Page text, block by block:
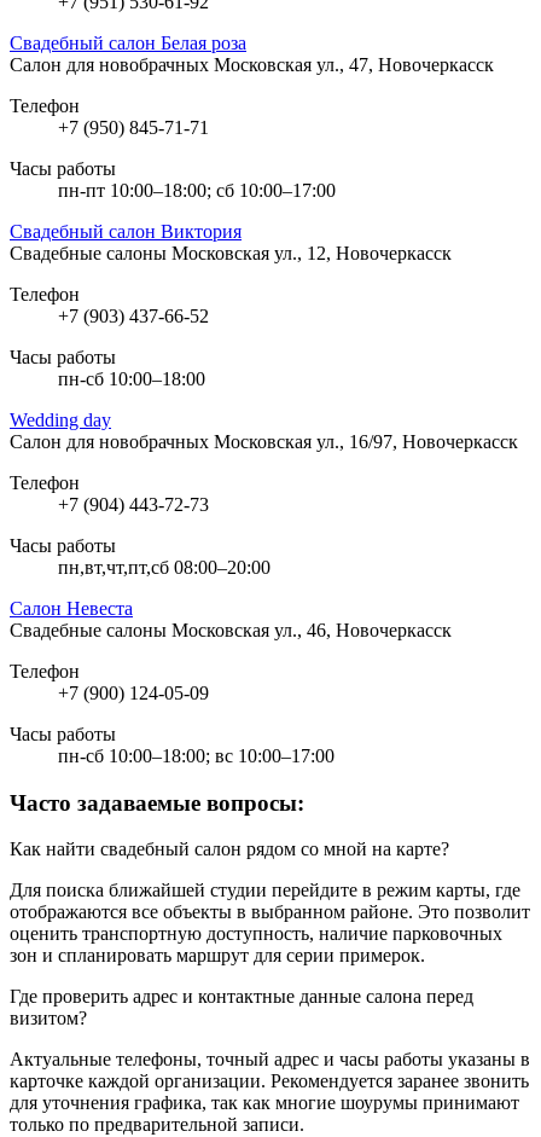
Свадебный салон Белая роза
Салон для новобрачных Московская ул., 47, Новочеркасск
Телефон
+7 (950) 845-71-71
Часы работы
пн-пт 10:00–18:00; сб 10:00–17:00
Свадебный салон Виктория
Свадебные салоны Московская ул., 12, Новочеркасск
Телефон
+7 (903) 437-66-52
Часы работы
пн-сб 10:00–18:00
Wedding day
Салон для новобрачных Московская ул., 16/97, Новочеркасск
Телефон
+7 (904) 443-72-73
Часы работы
пн,вт,чт,пт,сб 08:00–20:00
Салон Невеста
Свадебные салоны Московская ул., 46, Новочеркасск
Телефон
+7 (900) 124-05-09
Часы работы
пн-сб 10:00–18:00; вс 10:00–17:00
Часто задаваемые вопросы:
Как найти свадебный салон рядом со мной на карте?
Для поиска ближайшей студии перейдите в режим карты, где
отображаются все объекты в выбранном районе. Это позволит
оценить транспортную доступность, наличие парковочных
зон и спланировать маршрут для серии примерок.
Где проверить адрес и контактные данные салона перед
визитом?
Актуальные телефоны, точный адрес и часы работы указаны в
карточке каждой организации. Рекомендуется заранее звонить
для уточнения графика, так как многие шоурумы принимают
только по предварительной записи.